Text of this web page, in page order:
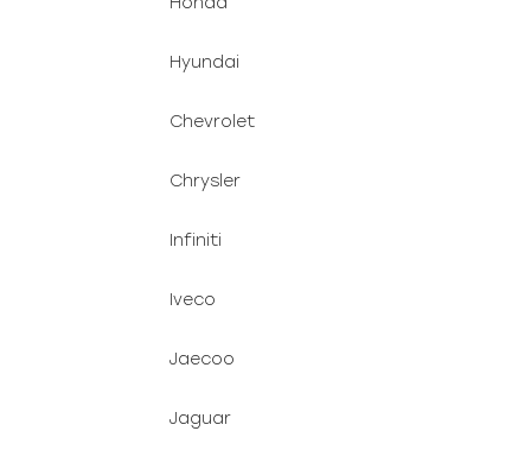
Hyundai
Chevrolet
Chrysler
Infiniti
Iveco
Jaecoo
Jaguar